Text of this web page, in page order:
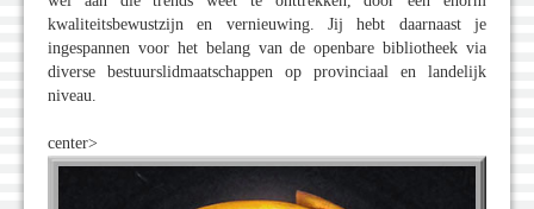
kwaliteitsbewustzijn en vernieuwing. Jij hebt daarnaast je
ingespannen voor het belang van de openbare bibliotheek via
diverse bestuurslidmaatschappen op provinciaal en landelijk
niveau.
center>